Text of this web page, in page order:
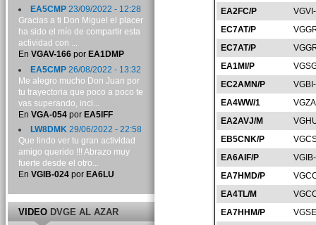
EA2FC/P
EC7AT/P
EC7AT/P
EA1MI/P
EC2AMN/P
EA4WW/1
EA2AVJ/M
EB5CNK/P
EA6AIF/P
EA7HMD/P
EA4TL/M
EA7HHM/P
EA5CMP23/09/2022 - 12:28
Gracias a ti Don Miguel el placer
ha sido el mío de compartir esta
actividad con ...
En VGAV-166por EA1DMP
EA5CMP26/08/2022 - 13:32
Me alegro mucho Don Juan por
tu trayectoria que poco a poco te
vas superando, incl...
En VGA-054por EA5IFF
LW8DMK29/06/2022 - 22:58
Que lindo ver tu gran actividad
amigo querido !!! Abrazo muy
fuerte desde el otro...
En VGIB-024por EA6LU
VIDEODVGE AL AZAR